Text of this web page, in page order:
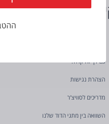
נוספים
גם לך זה קרה?
הצהרת נגישות
מדריכים לסוויצ’ר
השוואה בין מתגי הדוד שלנו